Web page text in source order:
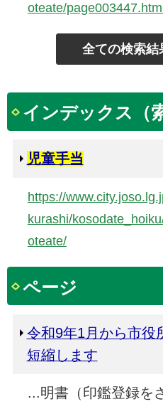
oteate/page003447.html
インデックス（
児童手当
https://
kurashi/
oteate/
ページ
令和9年1月から市役
短縮します
...明書（印鑑登録を